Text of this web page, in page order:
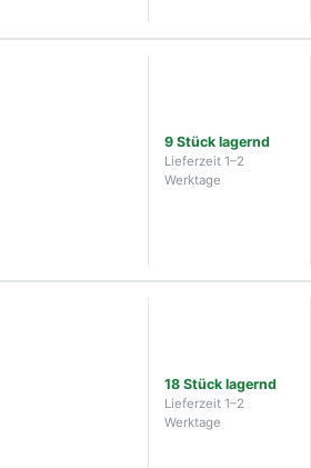
9 Stück lagernd
Lieferzeit 1–2
Werktage
18 Stück lagernd
Lieferzeit 1–2
Werktage